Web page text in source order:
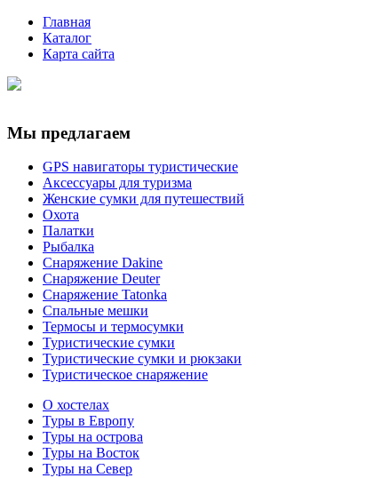
Главная
Каталог
Карта сайта
Мы предлагаем
GPS навигаторы туристические
Аксессуары для туризма
Женские сумки для путешествий
Охота
Палатки
Рыбалка
Снаряжение Dakine
Снаряжение Deuter
Снаряжение Tatonka
Спальные мешки
Термосы и термосумки
Туристические сумки
Туристические сумки и рюкзаки
Туристическое снаряжение
О хостелах
Туры в Европу
Туры на острова
Туры на Восток
Туры на Север